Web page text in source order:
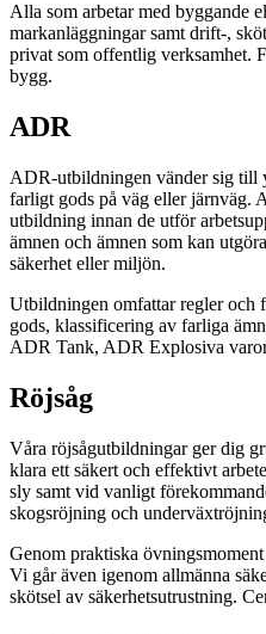
Alla som arbetar med byggande
markanläggningar samt drift-,
privat som offentlig verksamhet.
bygg.
ADR
ADR-utbildningen vänder sig till
farligt gods på väg eller järnväg.
utbildning innan de utför
ämnen och ämnen som kan
säkerhet eller miljön.
Utbildningen omfattar regler och
gods, klassificering av farliga
ADR Tank, ADR Explosiva
Röjsåg
Våra röjsågutbildningar ger dig
klara ett säkert och effektivt
sly samt vid vanligt
skogsröjning och
Genom praktiska
Vi går även igenom allmänna
skötsel av säkerhetsutrustning.